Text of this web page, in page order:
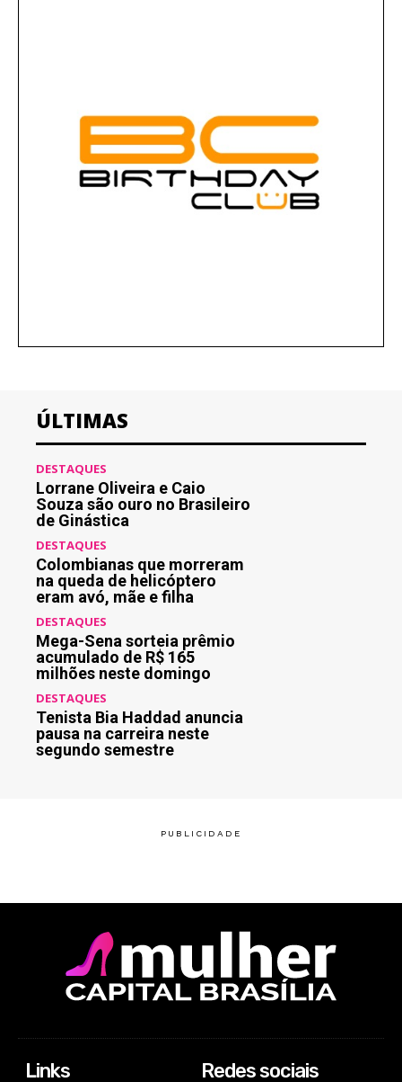
ÚLTIMAS
DESTAQUES
Lorrane Oliveira e Caio
Souza são ouro no Brasileiro
de Ginástica
DESTAQUES
Colombianas que morreram
na queda de helicóptero
eram avó, mãe e filha
DESTAQUES
Mega-Sena sorteia prêmio
acumulado de R$ 165
milhões neste domingo
DESTAQUES
Tenista Bia Haddad anuncia
pausa na carreira neste
segundo semestre
Links Redes sociais